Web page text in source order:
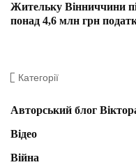
Жительку Вінниччини
понад 4,6 млн грн
Категорії
Авторський блог
Відео
Війна